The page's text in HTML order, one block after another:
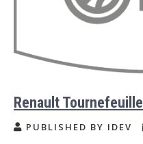
Renault Tournefeuille
PUBLISHED BY IDEV